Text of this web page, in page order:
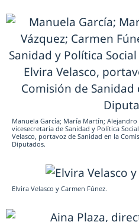
Manuela García; María Martín; Alejandro
vicesecretaria de Sanidad y Política
Velasco, portavoz de Sanidad en la
Diputados.
Elvira Velasco y Carmen Fúnez.